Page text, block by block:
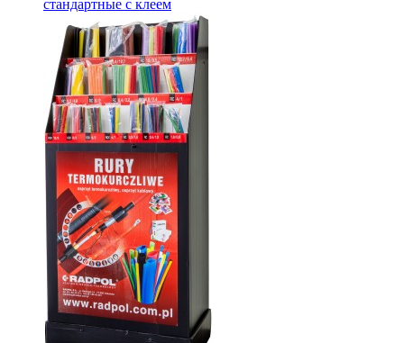
стандартные с клеем